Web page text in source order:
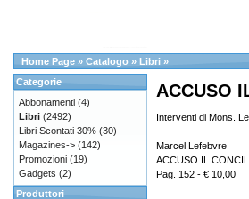
Home Page » Catalogo » Libri »
ACCUSO
Interventi di Mons.
Marcel Lefebvre
ACCUSO IL
Pag. 152 - € 10,00
Categorie
Abbonamenti (4)
Libri (2492)
Libri Scontati 30% (30)
Magazines-> (142)
Promozioni (19)
Gadgets (2)
Produttori